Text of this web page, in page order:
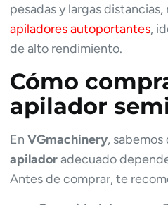
pesadas y largas
apiladores autoportantes,
de alto rendimiento.
Cómo
apilador
EnVGmachinery,
apiladoradecuado
Antes de comprar, te